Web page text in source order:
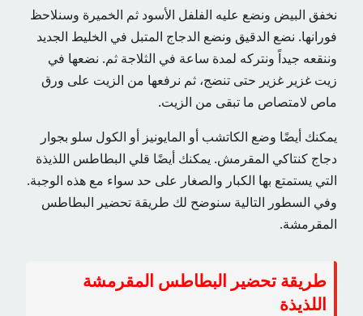
نخفق البيض ونضع عليه الفلفل الأسود ثم الخميرة وسنلاحظ
فورانها. نضع الدقيق ونضع الدجاج المتبل في الخليط الجديد
وننقعه جيداً ونتركه لمدة ساعة في الثلاجة ثم. نضعها في
زيت غزير غزير حتى تنضج، ثم نرفعها من الزيت على ورق
ماص لامتصاص ما تبقى من الزيت.
يمكنك أيضًا وضع الكاتشب أو المايونيز أو الكول سلو بجوار
دجاج كنتاكي المقرمش. يمكنك أيضًا قلي البطاطس اللذيذة
التي يستمتع بها الكبار والصغار على حد سواء مع هذه الوجبة.
وفي السطور التالية سنوضح لك طريقة تحضير البطاطس
المقرمشة.
طريقة تحضير البطاطس المقرمشة
اللذيذة